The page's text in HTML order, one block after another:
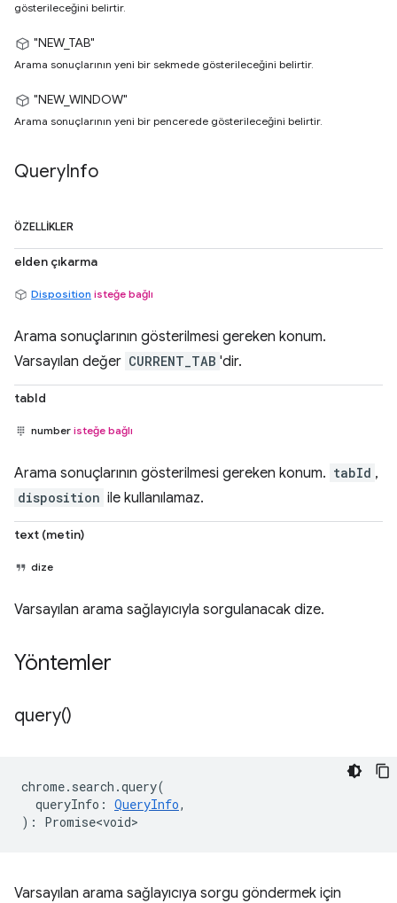
gösterileceğini belirtir.
"NEW_TAB"
Arama sonuçlarının yeni bir sekmede gösterileceğini belirtir.
"NEW_WINDOW"
Arama sonuçlarının yeni bir pencerede gösterileceğini belirtir.
QueryInfo
ÖZELLIKLER
elden çıkarma
Disposition isteğe bağlı
Arama sonuçlarının gösterilmesi gereken konum.
Varsayılan değer CURRENT_TAB 'dir.
tabId
number isteğe bağlı
Arama sonuçlarının gösterilmesi gereken konum. tabId ,
disposition ile kullanılamaz.
text (metin)
dize
Varsayılan arama sağlayıcıyla sorgulanacak dize.
Yöntemler
query()
chrome. search .query(
queryInfo : QueryInfo,
) : Promise<void>
Varsayılan arama sağlayıcıya sorgu göndermek için